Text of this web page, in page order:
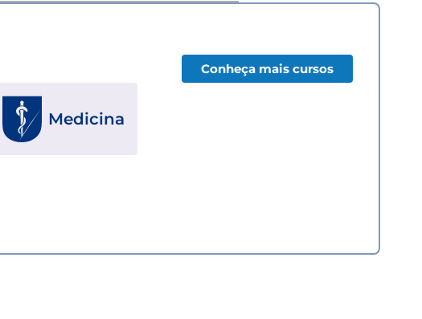
Conheça mais cursos
Medicina